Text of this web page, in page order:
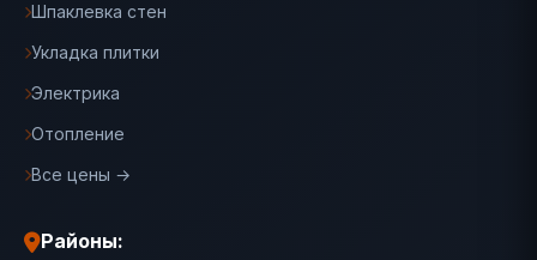
Шпаклевка стен
Укладка плитки
Электрика
Отопление
Все цены →
Районы: